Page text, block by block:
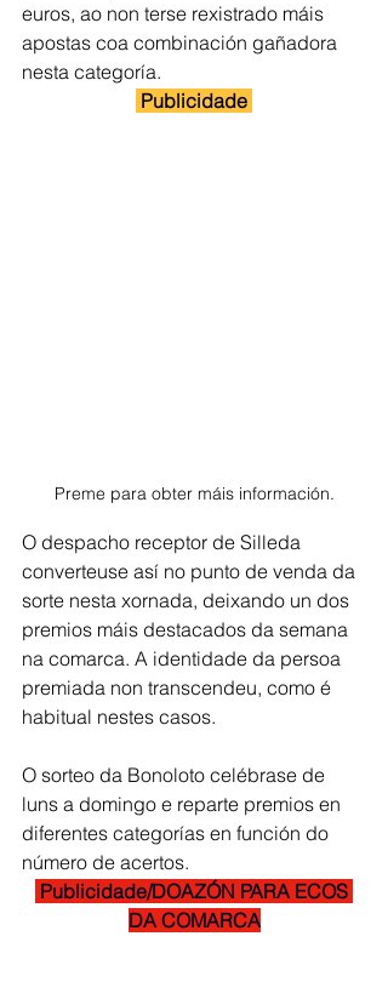
euros, ao non terse rexistrado máis
apostas coa combinación gañadora
nesta categoría.
Publicidade
Preme para obter máis información.
O despacho receptor de Silleda
converteuse así no punto de venda da
sorte nesta xornada, deixando un dos
premios máis destacados da semana
na comarca. A identidade da persoa
premiada non transcendeu, como é
habitual nestes casos.
O sorteo da Bonoloto celébrase de
luns a domingo e reparte premios en
diferentes categorías en función do
número de acertos.
Publicidade/DOAZÓN PARA ECOS
DA COMARCA